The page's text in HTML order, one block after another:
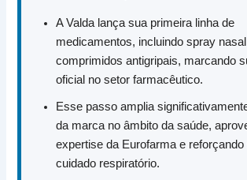
A Valda lança sua primeira linha de
medicamentos, incluindo spray
comprimidos antigripais, marcando
oficial no setor farmacêutico.
Esse passo amplia
da marca no âmbito da saúde,
expertise da Eurofarma e reforçando
cuidado respiratório.